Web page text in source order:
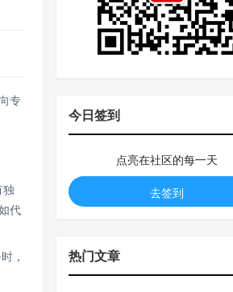
专
独
代
，
今日签到
点亮在社区的每一天
去签到
热门文章